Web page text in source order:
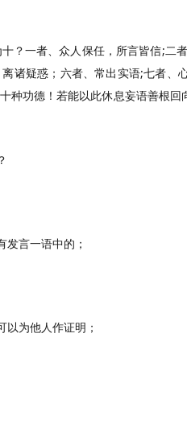
？一者、众人保任，所言皆信;
诸疑惑；六者、常出实语;七者
种功德！若能以此休息妄语善根
言一语中的；
为他人作证明；